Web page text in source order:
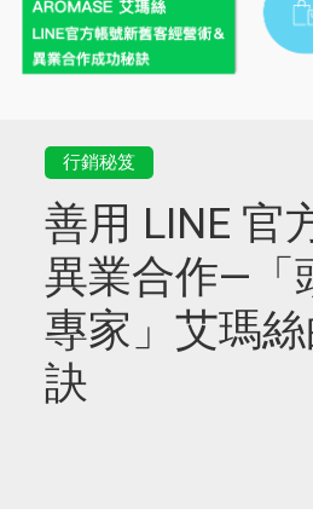
行銷秘笈
善用 LINE 官
異業合作—「
專家」艾瑪
訣